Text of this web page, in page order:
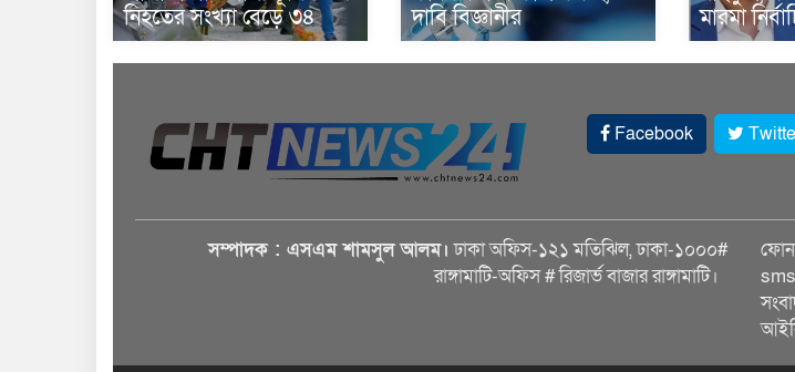
নিহতের সংখ্যা বেড়ে ৩৪
দাবি বিজ্ঞানীর
মারমা
Facebook
সম্পাদক : এসএম শামসুল আলম। ঢাকা অফিস-১২১ মতিঝিল, ঢাকা-১০০০#
রাঙ্গামাটি-অফিস # রিজার্ভ বাজার রাঙ্গামাটি।